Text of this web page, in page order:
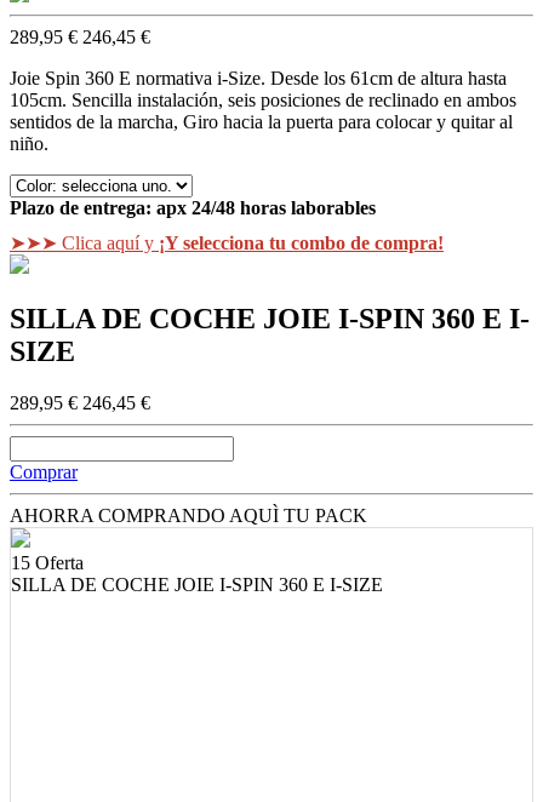
289,95 € 246,45 €
Joie Spin 360 E normativa i-Size. Desde los 61cm de altura hasta
105cm. Sencilla instalación, seis posiciones de reclinado en ambos
sentidos de la marcha, Giro hacia la puerta para colocar y quitar al
niño.
Plazo de entrega: apx 24/48 horas laborables
➤➤➤ Clica aquí y ¡Y selecciona tu combo de compra!
SILLA DE COCHE JOIE I-SPIN 360 E I-
SIZE
289,95 € 246,45 €
Comprar
AHORRA COMPRANDO AQUÌ TU PACK
15 Oferta
SILLA DE COCHE JOIE I-SPIN 360 E I-SIZE